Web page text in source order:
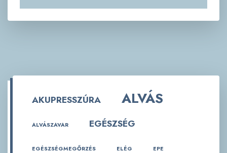
AKUPRESSZÚRA ALVÁS
ALVÁSZAVAR EGÉSZSÉG
EGÉSZSÉGMEGŐRZÉS ELÉG EPE